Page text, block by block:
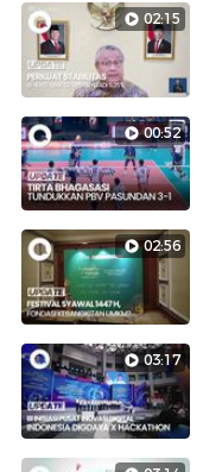
02:15
00:52
02:56
03:17